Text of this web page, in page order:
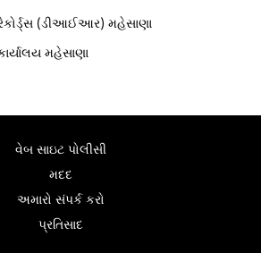
રેકોર્ડ્સ (ડીઆઈઆર) મહેસાણા
મહેસાણા
વેબ સાઇટ પોલીસી
મદદ
અમારો સંપર્ક કરો
પ્રતિસાદ